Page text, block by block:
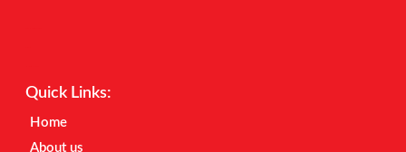
Quick Links:
Home
About us